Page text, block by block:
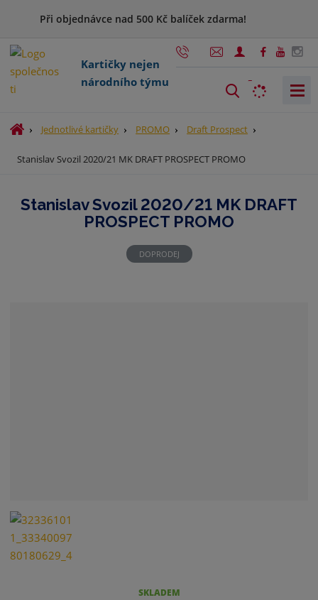
Při objednávce nad 500 Kč balíček zdarma!
Kartičky nejen
národního týmu
h
e
a
t
Ú
o
í
Jednotlivé kartičky PROMO Draft Prospect
Stanislav Svozil 2020/21 MK DRAFT PROSPECT PROMO
Stanislav Svozil 2020/21 MK DRAFT
PROSPECT PROMO
DOPRODEJ
SKLADEM